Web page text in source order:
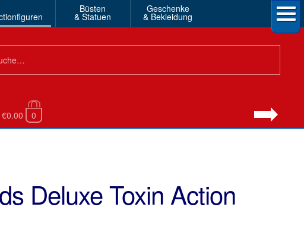
Büsten
& Statuen
Geschenke
& Bekleidung
€0.00 0
Deluxe Toxin Action